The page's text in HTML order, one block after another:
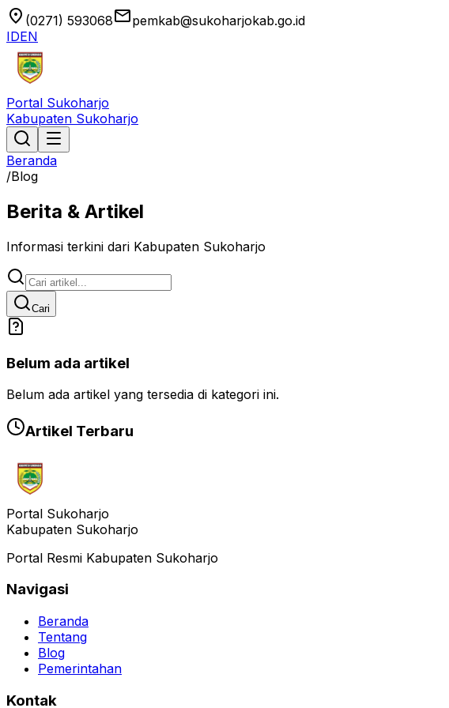
location_on (0271) 593068emailpemkab@sukoharjokab.go.id
IDEN
Portal Sukoharjo
Kabupaten Sukoharjo
Beranda
/Blog
Berita & Artikel
Informasi terkini dari Kabupaten Sukoharjo
Cari
Belum ada artikel
Belum ada artikel yang tersedia di kategori ini.
Artikel Terbaru
Portal Sukoharjo
Kabupaten Sukoharjo
Portal Resmi Kabupaten Sukoharjo
Navigasi
Beranda
Tentang
Blog
Pemerintahan
Kontak